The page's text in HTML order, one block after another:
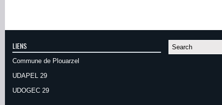
LIENS
Commune de Plouarzel
UDAPEL 29
UDOGEC 29